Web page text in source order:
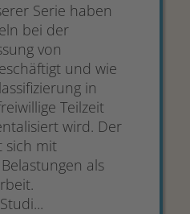
Serie haben
bei der
von
und wie
in
Teilzeit
wird. Der
sich mit
als